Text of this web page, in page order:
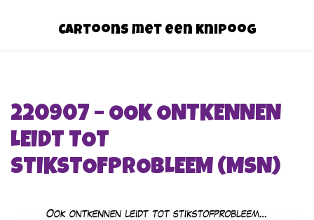
Cartoons met een knipoog
220907 – OOK ONTKENNEN
LEIDT TOT
STIKSTOFPROBLEEM (MSN)